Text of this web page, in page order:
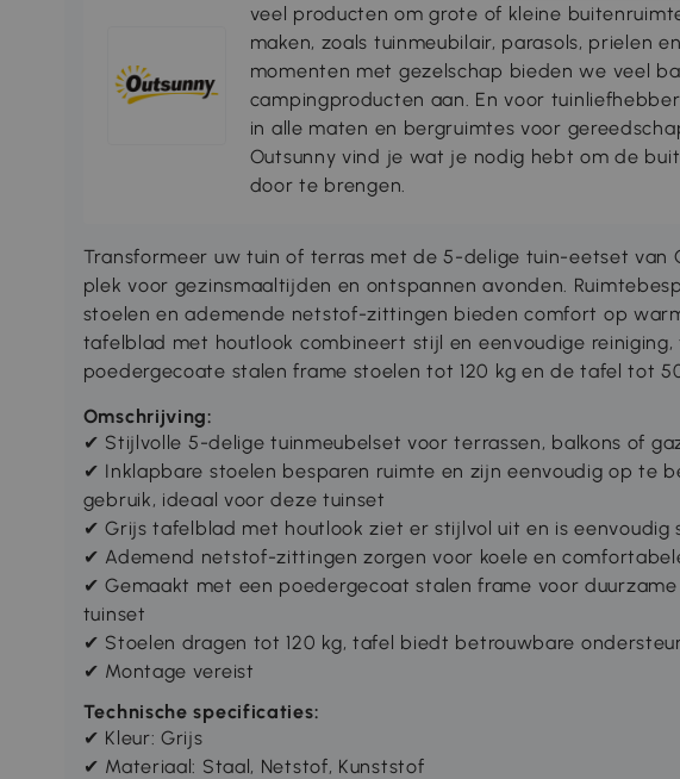
veel producten om grote of kleine
maken, zoals tuinmeubilair, parasols, prielen
momenten met gezelschap bieden we veel
campingproducten aan. En voor
in alle maten en bergruimtes voor
Outsunny vind je wat je nodig hebt om de
door te brengen.
Transformeer uw tuin of terras met de 5-delige tuin-eetset van
plek voor gezinsmaaltijden en ontspannen avonden.
stoelen en ademende netstof-zittingen bieden comfort op
tafelblad met houtlook combineert stijl en eenvoudige
poedergecoate stalen frame stoelen tot 120 kg en de tafel tot
Omschrijving:
✔ Stijlvolle 5-delige tuinmeubelset voor terrassen, balkons of
✔ Inklapbare stoelen besparen ruimte en zijn eenvoudig op te
gebruik, ideaal voor deze tuinset
✔ Grijs tafelblad met houtlook ziet er stijlvol uit en is eenvoudig
✔ Ademend netstof-zittingen zorgen voor koele en
✔ Gemaakt met een poedergecoat stalen frame voor
tuinset
✔ Stoelen dragen tot 120 kg, tafel biedt betrouwbare
✔ Montage vereist
Technische specificaties:
✔ Kleur: Grijs
✔ Materiaal: Staal, Netstof, Kunststof